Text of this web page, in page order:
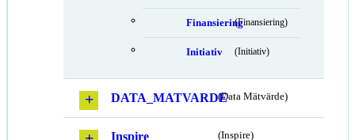
Finansiering(Finansiering)
Initiativ (Initiativ)
DATA_MATVARDE(Data Mätvärde)
Inspire (Inspire)